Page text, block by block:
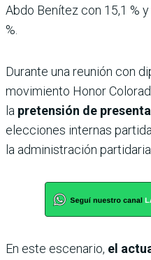
Abdo Benítez con 15,1 %
%.
Durante una reunión con
movimiento Honor
la pretensión de
elecciones internas
la administración
En este escenario, el